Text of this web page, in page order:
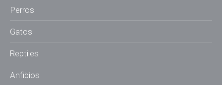
Perros
Gatos
Reptiles
Anfibios